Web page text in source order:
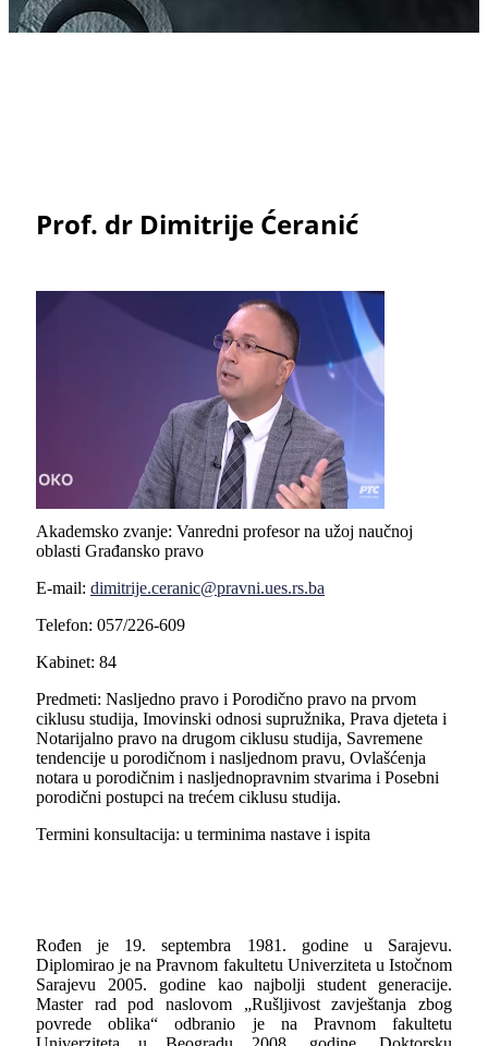
Prof. dr Dimitrije Ćeranić
Akademsko zvanje: Vanredni profesor na užoj naučnoj
oblasti Građansko pravo
E-mail: dimitrije.ceranic@pravni.ues.rs.ba
Telefon: 057/226-609
Kabinet: 84
Predmeti: Nasljedno pravo i Porodično pravo na prvom
ciklusu studija, Imovinski odnosi supružnika, Prava djeteta i
Notarijalno pravo na drugom ciklusu studija, Savremene
tendencije u porodičnom i nasljednom pravu, Ovlašćenja
notara u porodičnim i nasljednopravnim stvarima i Posebni
porodični postupci na trećem ciklusu studija.
Termini konsultacija: u terminima nastave i ispita
Rođen je 19. septembra 1981. godine u Sarajevu.
Diplomirao je na Pravnom fakultetu Univerziteta u Istočnom
Sarajevu 2005. godine kao najbolji student generacije.
Master rad pod naslovom „Rušljivost zavještanja zbog
povrede oblika“ odbranio je na Pravnom fakultetu